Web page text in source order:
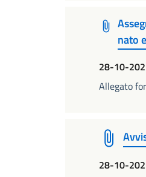
nato
28-10-
Allegato
28-10-